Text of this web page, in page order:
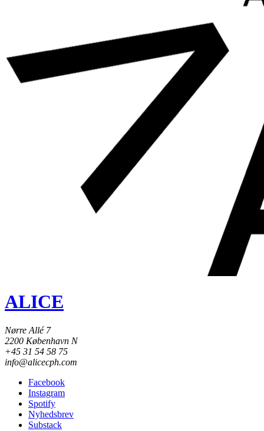
ALICE
Nørre Allé 7
2200 København N
+45 31 54 58 75
info@alicecph.com
Facebook
Instagram
Spotify
Nyhedsbrev
Substack